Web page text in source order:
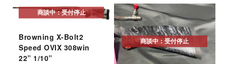
商談中：受付停止
Browning X-Bolt2
Speed OVIX 308win
22” 1/10”
商談中：受付停止